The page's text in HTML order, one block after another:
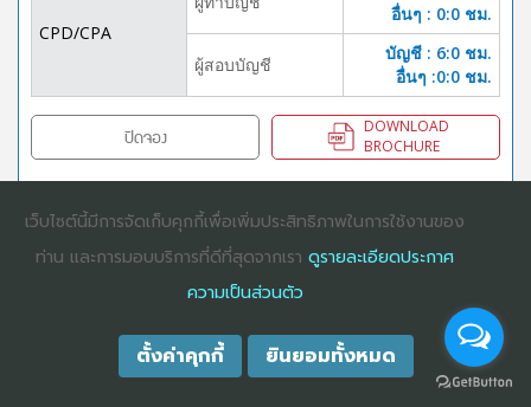
CPD/CPA
อื่นๆ : 0:0 ชม.
ผู้สอบบัญชี
บัญชี : 6:0 ชม.
อื่นๆ :0:0 ชม.
ปิดจอง
DOWNLOAD
BROCHURE
COPYRIGHT ©2025 DHARMNITI SEMINAR AND TRAINING CO., LTD
RIGHTS RESERVED. E-COMMERCIAL REGISTRATION 0105529026680
เว็บไซต์นี้มีการจัดเก็บคุกกี้เพื่อเพิ่มประสิทธิภาพในการใช้งานของ
ท่าน และการมอบบริการที่ดีที่สุดจากเรา ดูรายละเอียดประกาศ
ความเป็นส่วนตัว
ตั้งค่าคุกกี้ ยินยอมทั้งหมด